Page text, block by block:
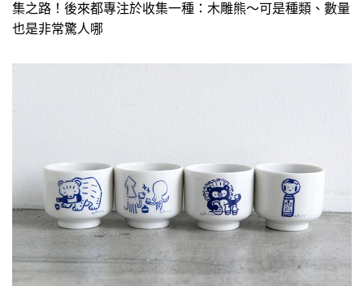
集之路！後來都專注於收集一種：木雕熊～可是種類、數量
也是非常驚人哪